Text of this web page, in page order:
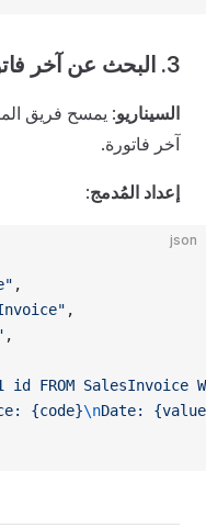
3. البحث عن آخر فاتورة للعميل
السيناريو
آخر فاتورة.
إعداد المُدمج:
json
,
,
,
1 id FROM SalesInvoice
{code}\nDate: